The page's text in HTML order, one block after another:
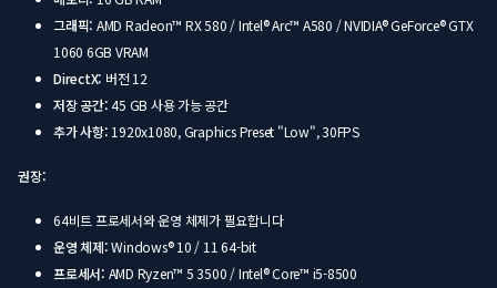
그래픽: AMD Radeon™ RX 580 / Intel® Arc™ A580 / NVIDIA® GeForce® GTX
1060 6GB VRAM
DirectX: 버전 12
저장 공간:45 GB 사용 가능 공간
추가 사항: 1920x1080, Graphics Preset "Low", 30FPS
권장:
64비트 프로세서와 운영 체제가 필요합니다
운영 체제:Windows® 10 / 11 64-bit
프로세서: AMD Ryzen™ 5 3500 / Intel® Core™ i5-8500